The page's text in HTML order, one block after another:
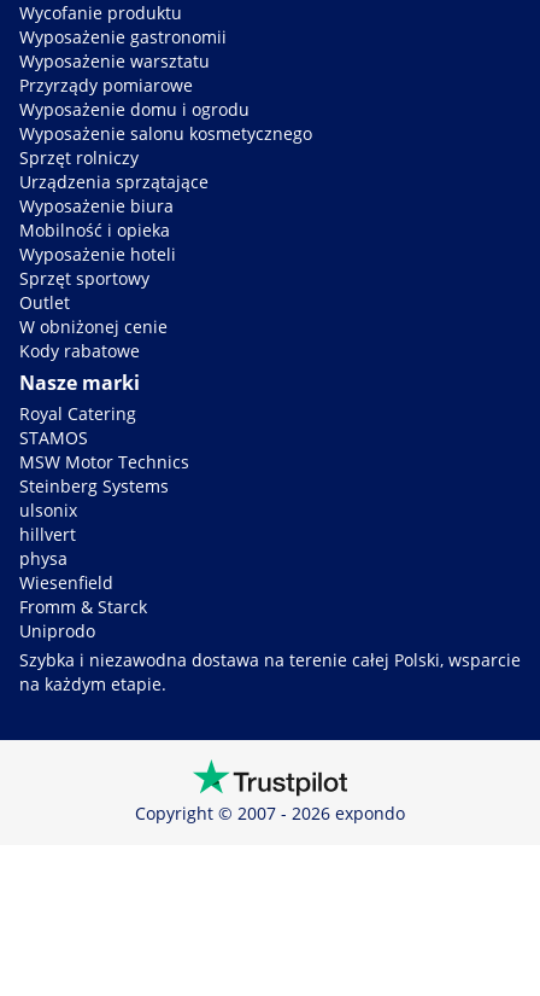
Wycofanie produktu
Wyposażenie gastronomii
Wyposażenie warsztatu
Przyrządy pomiarowe
Wyposażenie domu i ogrodu
Wyposażenie salonu kosmetycznego
Sprzęt rolniczy
Urządzenia sprzątające
Wyposażenie biura
Mobilność i opieka
Wyposażenie hoteli
Sprzęt sportowy
Outlet
W obniżonej cenie
Kody rabatowe
Nasze marki
Royal Catering
STAMOS
MSW Motor Technics
Steinberg Systems
ulsonix
hillvert
physa
Wiesenfield
Fromm & Starck
Uniprodo
Szybka i niezawodna dostawa na terenie całej Polski, wsparcie
na każdym etapie.
Copyright © 2007 - 2026 expondo